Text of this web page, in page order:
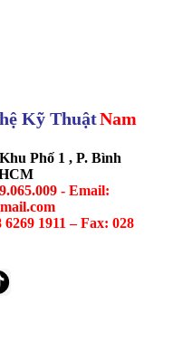
Kỹ ThuậtNam
Phố 1 , P. Bình
- Email:
1911 – Fax: 028